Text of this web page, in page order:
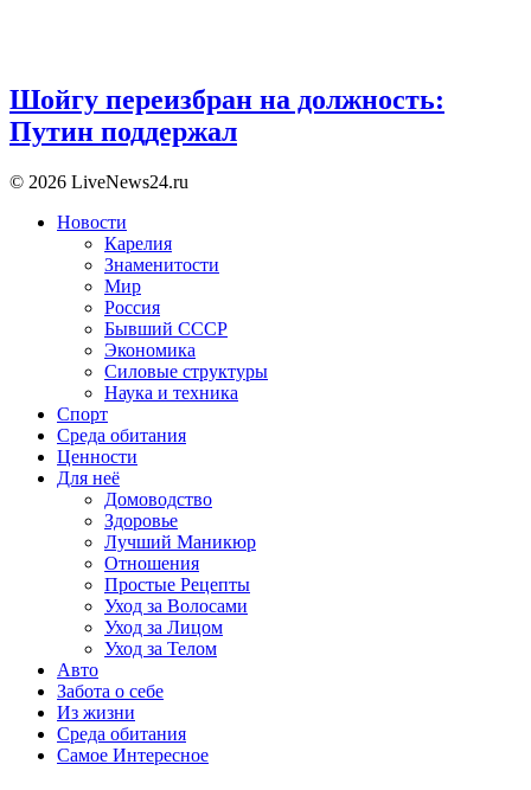
Шойгу переизбран на должность:
Путин поддержал
© 2026 LiveNews24.ru
Новости
Карелия
Знаменитости
Мир
Россия
Бывший СССР
Экономика
Силовые структуры
Наука и техника
Спорт
Среда обитания
Ценности
Для неё
Домоводство
Здоровье
Лучший Маникюр
Отношения
Простые Рецепты
Уход за Волосами
Уход за Лицом
Уход за Телом
Авто
Забота о себе
Из жизни
Среда обитания
Самое Интересное